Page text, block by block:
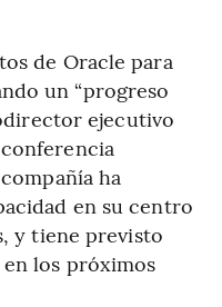
de Oracle para
un “progreso
ejecutivo
ha
en su centro
y tiene previsto
los próximos